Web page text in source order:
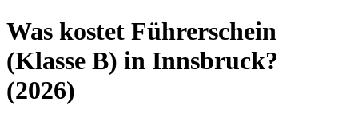
Was kostet Führerschein
(Klasse B) in Innsbruck?
(2026)